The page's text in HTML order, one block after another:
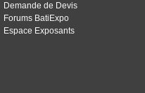
Demande de Devis
Forums BatiExpo
Espace Exposants